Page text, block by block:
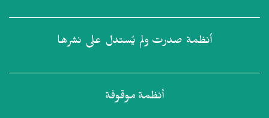
أنظمة صدرت ولم يُستدل على نشرها
أنظمة موقوفة